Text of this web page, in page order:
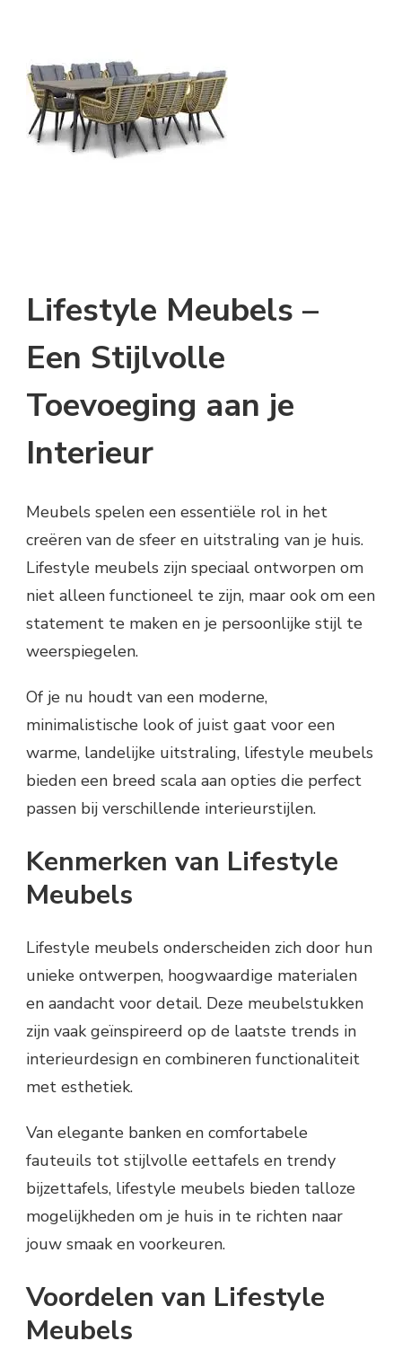
Lifestyle Meubels –
Een Stijlvolle
Toevoeging aan je
Interieur
Meubels spelen een essentiële rol in het
creëren van de sfeer en uitstraling van je huis.
Lifestyle meubels zijn speciaal ontworpen om
niet alleen functioneel te zijn, maar ook om een
statement te maken en je persoonlijke stijl te
weerspiegelen.
Of je nu houdt van een moderne,
minimalistische look of juist gaat voor een
warme, landelijke uitstraling, lifestyle meubels
bieden een breed scala aan opties die perfect
passen bij verschillende interieurstijlen.
Kenmerken van Lifestyle
Meubels
Lifestyle meubels onderscheiden zich door hun
unieke ontwerpen, hoogwaardige materialen
en aandacht voor detail. Deze meubelstukken
zijn vaak geïnspireerd op de laatste trends in
interieurdesign en combineren functionaliteit
met esthetiek.
Van elegante banken en comfortabele
fauteuils tot stijlvolle eettafels en trendy
bijzettafels, lifestyle meubels bieden talloze
mogelijkheden om je huis in te richten naar
jouw smaak en voorkeuren.
Voordelen van Lifestyle
Meubels